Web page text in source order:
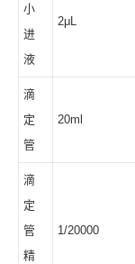
小
进
液
2μL
滴
定
管
20ml
滴
定
管
精
1/20000